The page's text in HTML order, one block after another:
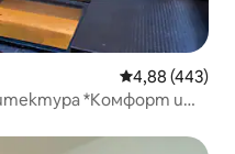
Средна
4,88 (443)
*Комфорт и